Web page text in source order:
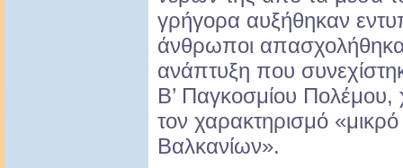
γρήγορα αυξήθηκαν
άνθρωποι
ανάπτυξη που
Β’ Παγκοσμίου Πολέμου,
τον χαρακτηρισμό
Βαλκανίων».